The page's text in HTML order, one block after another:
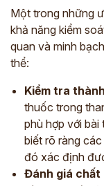
Một trong những
khả năng kiểm
quan và minh
thể:
Kiểm tra
thuốc trong
phù hợp với
biết rõ ràng
đó xác định
Đánh giá chất